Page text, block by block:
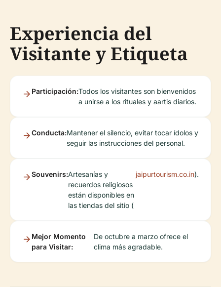
Experiencia del
Visitante y Etiqueta
Participación:Todos los visitantes son bienvenidos
a unirse a los rituales y aartis diarios.
Conducta:Mantener el silencio, evitar tocar ídolos y
seguir las instrucciones del personal.
Souvenirs:Artesanías y
recuerdos religiosos
están disponibles en
las tiendas del sitio (
jaipurtourism.co.in).
Mejor Momento
para Visitar:
De octubre a marzo ofrece el
clima más agradable.